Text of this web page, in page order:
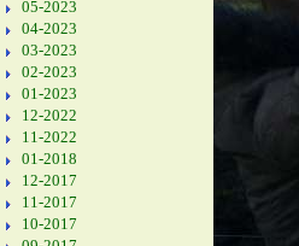
05-2023
04-2023
03-2023
02-2023
01-2023
12-2022
11-2022
01-2018
12-2017
11-2017
10-2017